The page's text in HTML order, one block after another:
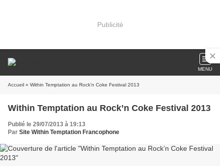
Publicité
MENU
Accueil » Within Temptation au Rock’n Coke Festival 2013
Within Temptation au Rock’n Coke Festival 2013
Publié le 29/07/2013 à 19:13
Par Site Within Temptation Francophone